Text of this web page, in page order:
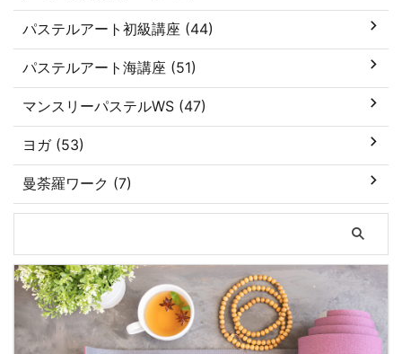
パステルアート初級講座 (44)
パステルアート海講座 (51)
マンスリーパステルWS (47)
ヨガ (53)
曼荼羅ワーク (7)